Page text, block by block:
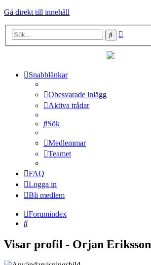
Gå direkt till innehåll
Sök
Snabblänkar
Obesvarade inlägg
Aktiva trådar
Sök
Medlemmar
Teamet
FAQ
Logga in
Bli medlem
Forumindex
Sök
Visar profil - Orjan Eriksson